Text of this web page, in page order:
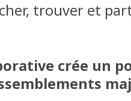
trouver et
crée un